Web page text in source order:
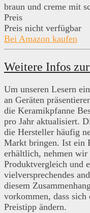
braun und creme mit
Preis
Preis nicht verfügbar
Bei Amazon kaufen
Weitere Infos
Um unseren Lesern
an Geräten
die Keramikpfanne
pro Jahr aktualisiert.
die Hersteller häufig
Markt bringen. Ist ein
erhältlich, nehmen wir
Produktvergleich und
vielversprechendes
diesem
vorkommen, dass
Preistipp ändern.